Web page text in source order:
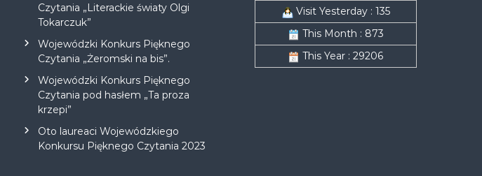
Czytania „Literackie światy Olgi
Tokarczuk”
Wojewódzki Konkurs Pięknego
Czytania „Żeromski na bis”.
Wojewódzki Konkurs Pięknego
Czytania pod hasłem „Ta proza
krzepi”
Oto laureaci Wojewódzkiego
Konkursu Pięknego Czytania 2023
Visit Yesterday : 135
This Month : 873
This Year : 29206